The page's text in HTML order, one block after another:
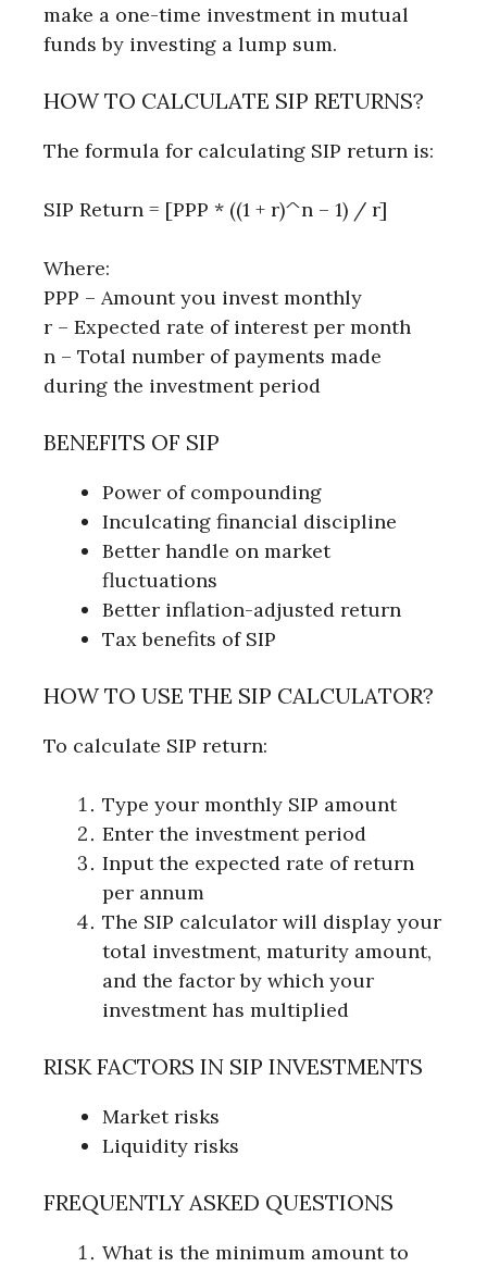
make a one-time investment in mutual
funds by investing a lump sum.
HOW TO CALCULATE SIP RETURNS?
The formula for calculating SIP return is:
SIP Return = [PPP * ((1 + r)^n – 1) / r]
Where:
PPP – Amount you invest monthly
r – Expected rate of interest per month
n – Total number of payments made
during the investment period
BENEFITS OF SIP
Power of compounding
Inculcating financial discipline
Better handle on market
fluctuations
Better inflation-adjusted return
Tax benefits of SIP
HOW TO USE THE SIP CALCULATOR?
To calculate SIP return:
Type your monthly SIP amount
Enter the investment period
Input the expected rate of return
per annum
The SIP calculator will display your
total investment, maturity amount,
and the factor by which your
investment has multiplied
RISK FACTORS IN SIP INVESTMENTS
Market risks
Liquidity risks
FREQUENTLY ASKED QUESTIONS
What is the minimum amount to